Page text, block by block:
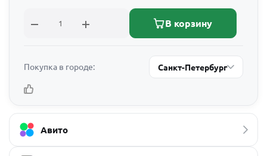
В корзину
Покупка в городе: Санкт-Петербург
Авито